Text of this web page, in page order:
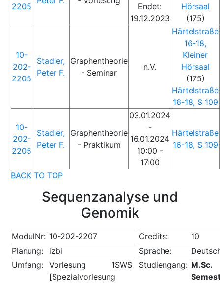
2205
Endet:
19.12.2023
Hörsaal
(175)
10-
202-
2205
Stadler,
Peter F.
Graphentheorie
- Seminar
n.V.
Härtelstraße
16-18,
Kleiner
Hörsaal
(175)
Härtelstraße
16-18, S 109
10-
202-
2205
Stadler,
Peter F.
Graphentheorie
- Praktikum
03.01.2024
-
16.01.2024
10:00 -
17:00
Härtelstraße
16-18, S 109
BACK TO TOP
Sequenzanalyse und
Genomik
ModulNr: 10-202-2207
Planung:
izbi
Umfang:
Vorlesung 1SWS
[Spezialvorlesung
Credits:
10
Sprache:
Studiengang: